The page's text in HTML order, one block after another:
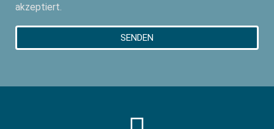
akzeptiert.
SENDEN